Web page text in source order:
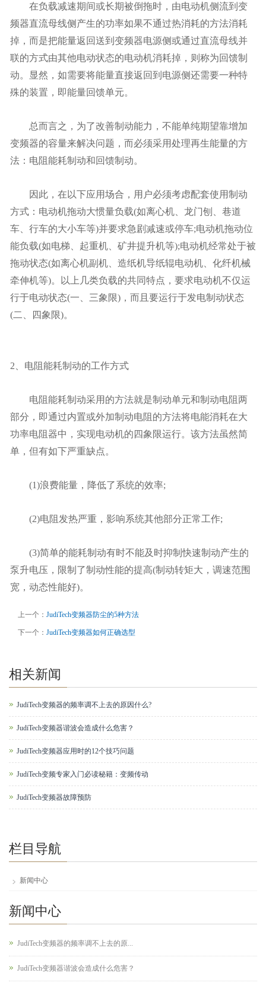
在负载减速期间或长期被倒拖时，由电动机侧流到变
频器直流母线侧产生的功率如果不通过热消耗的方法消耗
掉，而是把能量返回送到变频器电源侧或通过直流母线并
联的方式由其他电动状态的电动机消耗掉，则称为回馈制
动。显然，如需要将能量直接返回到电源侧还需要一种特
殊的装置，即能量回馈单元。
总而言之，为了改善制动能力，不能单纯期望靠增加
变频器的容量来解决问题，而必须采用处理再生能量的方
法：电阻能耗制动和回馈制动。
因此，在以下应用场合，用户必须考虑配套使用制动
方式：电动机拖动大惯量负载(如离心机、龙门刨、巷道
车、行车的大小车等)并要求急剧减速或停车;电动机拖动位
能负载(如电梯、起重机、矿井提升机等);电动机经常处于被
拖动状态(如离心机副机、造纸机导纸辊电动机、化纤机械
牵伸机等)。以上几类负载的共同特点，要求电动机不仅运
行于电动状态(一、三象限)，而且要运行于发电制动状态
(二、四象限)。
2、电阻能耗制动的工作方式
电阻能耗制动采用的方法就是制动单元和制动电阻两
部分，即通过内置或外加制动电阻的方法将电能消耗在大
功率电阻器中，实现电动机的四象限运行。该方法虽然简
单，但有如下严重缺点。
(1)浪费能量，降低了系统的效率;
(2)电阻发热严重，影响系统其他部分正常工作;
(3)简单的能耗制动有时不能及时抑制快速制动产生的
泵升电压，限制了制动性能的提高(制动转矩大，调速范围
宽，动态性能好)。
上一个： JudiTech变频器防尘的5种方法
下一个： JudiTech变频器如何正确选型
相关新闻
JudiTech变频器的频率调不上去的原因什么?
JudiTech变频器谐波会造成什么危害？
JudiTech变频器应用时的12个技巧问题
JudiTech变频专家入门必读秘籍：变频传动
JudiTech变频器故障预防
栏目导航
新闻中心
新闻中心
JudiTech变频器的频率调不上去的原...
JudiTech变频器谐波会造成什么危害？